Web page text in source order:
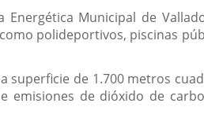
Municipal de
polideportivos, piscinas
de 1.700 metros
de dióxido de